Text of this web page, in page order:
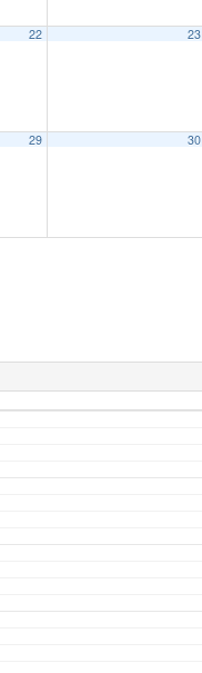
22 23
29 30